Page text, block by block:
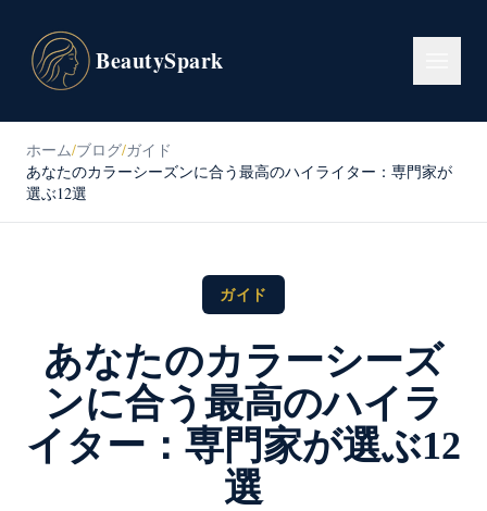
BeautySpark
ホーム/ブログ/ガイド
あなたのカラーシーズンに合う最高のハイライター：専門家が
選ぶ12選
ガイド
あなたのカラーシーズ
ンに合う最高のハイラ
イター：専門家が選ぶ12
選